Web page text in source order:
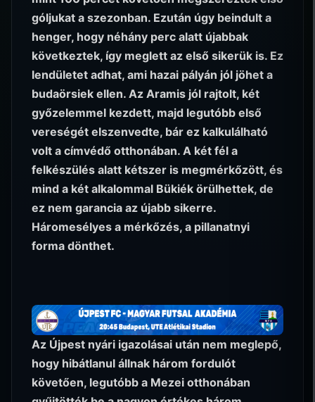
góljukat a szezonban. Ezután úgy beindult a
henger, hogy néhány perc alatt újabbak
következtek, így meglett az első sikerük is. Ez
lendületet adhat, ami hazai pályán jól jöhet a
budaörsiek ellen. Az Aramis jól rajtolt, két
győzelemmel kezdett, majd legutóbb első
vereségét elszenvedte, bár ez kalkulálható
volt a címvédő otthonában. A két fél a
felkészülés alatt kétszer is megmérkőzött, és
mind a két alkalommal Bükiék örülhettek, de
ez nem garancia az újabb sikerre.
Háromesélyes a mérkőzés, a pillanatnyi
forma dönthet.
Az Újpest nyári igazolásai után nem meglepő,
hogy hibátlanul állnak három fordulót
követően, legutóbb a Mezei otthonában